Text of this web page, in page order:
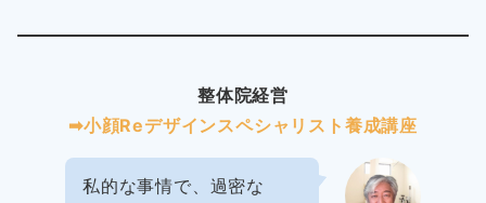
整体院経営
➡︎小顔Reデザインスペシャリスト養成講座
私的な事情で、過密な